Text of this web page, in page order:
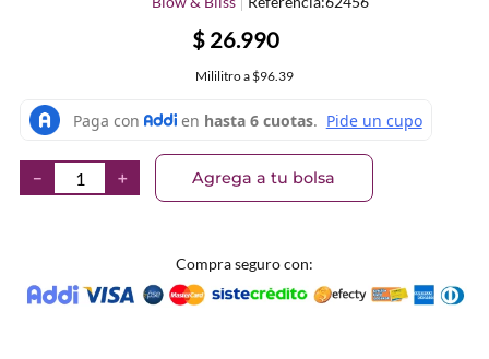
$ 26.990
Mililitroa $96.39
＋
－ Agrega a tu bolsa
Compra seguro con: